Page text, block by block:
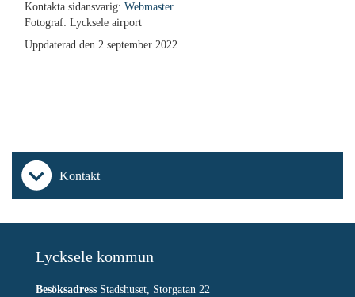
Kontakta sidansvarig: Webmaster
Fotograf: Lycksele airport
Uppdaterad den 2 september 2022
Kontakt
Lycksele kommun
Besöksadress Stadshuset, Storgatan 22